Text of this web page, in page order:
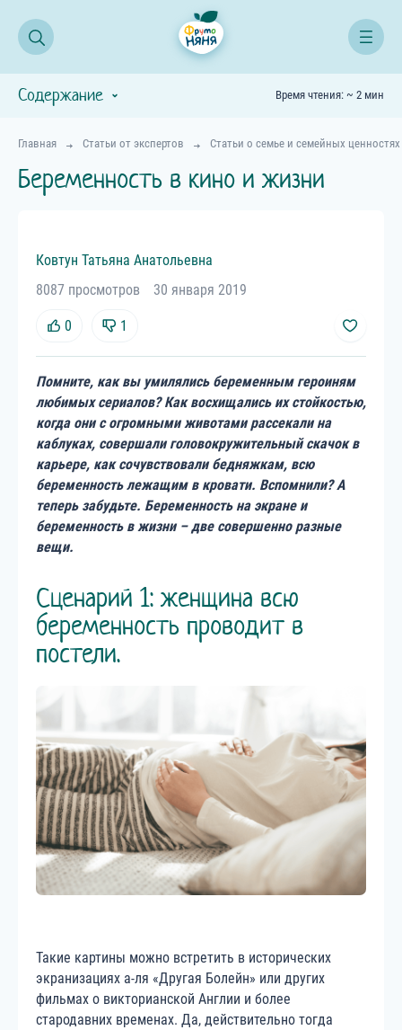
Главная Статьи от экспертов Статьи о семье и семейных ценностях
Беременность в кино и жизни
Ковтун Татьяна Анатольевна
8087 просмотров
30 января 2019
0 1
Помните, как вы умилялись беременным героиням
любимых сериалов? Как восхищались их стойкостью,
когда они с огромными животами рассекали на
каблуках, совершали головокружительный скачок в
карьере, как сочувствовали бедняжкам, всю
беременность лежащим в кровати. Вспомнили? А
теперь забудьте. Беременность на экране и
беременность в жизни – две совершенно разные
вещи.
Сценарий 1: женщина всю
беременность проводит в
постели.
Такие картины можно встретить в исторических
экранизациях а-ля «Другая Болейн» или других
фильмах о викторианской Англии и более
стародавних временах. Да, действительно тогда
Содержание Время чтения: ~ 2 мин